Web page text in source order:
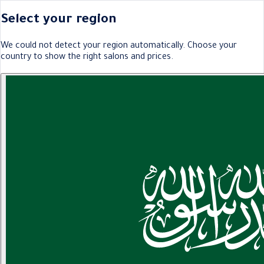
Select your region
We could not detect your region automatically. Choose your
country to show the right salons and prices.